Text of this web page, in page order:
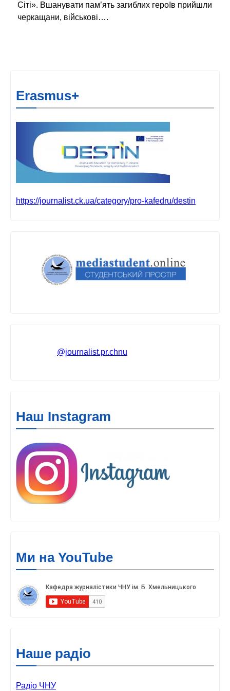
Сіті». Вшанувати пам’ять загиблих героїв прийшли
черкащани, військові….
Erasmus+
https://journalist.ck.ua/category/pro-kafedru/destin
@journalist.pr.chnu
Наш Instagram
Ми на YouTube
Наше радіо
Радіо ЧНУ